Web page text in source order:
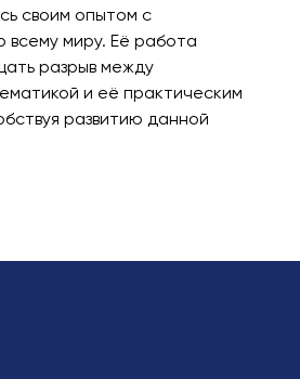
своим опытом с
всему миру. Её работа
разрыв между
и её практическим
развитию данной